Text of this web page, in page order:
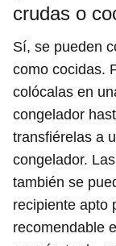
crudas o
Sí, se pueden
como cocidas.
colócalas en
congelador
transfiérelas a
congelador.
también se
recipiente apto
recomendable